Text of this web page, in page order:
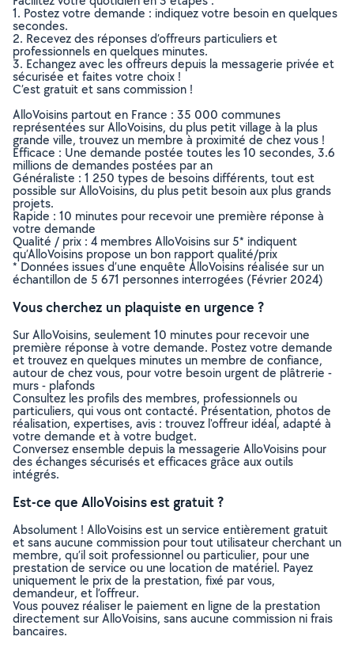
1. Postez votre demande : indiquez votre besoin en quelques
secondes.
2. Recevez des réponses d’offreurs particuliers et
professionnels en quelques minutes.
3. Echangez avec les offreurs depuis la messagerie privée et
sécurisée et faites votre choix !
C’est gratuit et sans commission !
AlloVoisins partout en France : 35 000 communes
représentées sur AlloVoisins, du plus petit village à la plus
grande ville, trouvez un membre à proximité de chez vous !
Efficace : Une demande postée toutes les 10 secondes, 3.6
millions de demandes postées par an
Généraliste : 1 250 types de besoins différents, tout est
possible sur AlloVoisins, du plus petit besoin aux plus grands
projets.
Rapide : 10 minutes pour recevoir une première réponse à
votre demande
Qualité / prix : 4 membres AlloVoisins sur 5* indiquent
qu’AlloVoisins propose un bon rapport qualité/prix
* Données issues d’une enquête AlloVoisins réalisée sur un
échantillon de 5 671 personnes interrogées (Février 2024)
Vous cherchez un plaquiste en urgence ?
Sur AlloVoisins, seulement 10 minutes pour recevoir une
première réponse à votre demande. Postez votre demande
et trouvez en quelques minutes un membre de confiance,
autour de chez vous, pour votre besoin urgent de plâtrerie -
murs - plafonds
Consultez les profils des membres, professionnels ou
particuliers, qui vous ont contacté. Présentation, photos de
réalisation, expertises, avis : trouvez l'offreur idéal, adapté à
votre demande et à votre budget.
Conversez ensemble depuis la messagerie AlloVoisins pour
des échanges sécurisés et efficaces grâce aux outils
intégrés.
Est-ce que AlloVoisins est gratuit ?
Absolument ! AlloVoisins est un service entièrement gratuit
et sans aucune commission pour tout utilisateur cherchant un
membre, qu’il soit professionnel ou particulier, pour une
prestation de service ou une location de matériel. Payez
uniquement le prix de la prestation, fixé par vous,
demandeur, et l’offreur.
Vous pouvez réaliser le paiement en ligne de la prestation
directement sur AlloVoisins, sans aucune commission ni frais
bancaires.